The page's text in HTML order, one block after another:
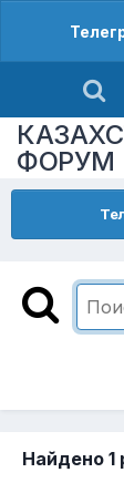
ФОРУМ
Найдено 1